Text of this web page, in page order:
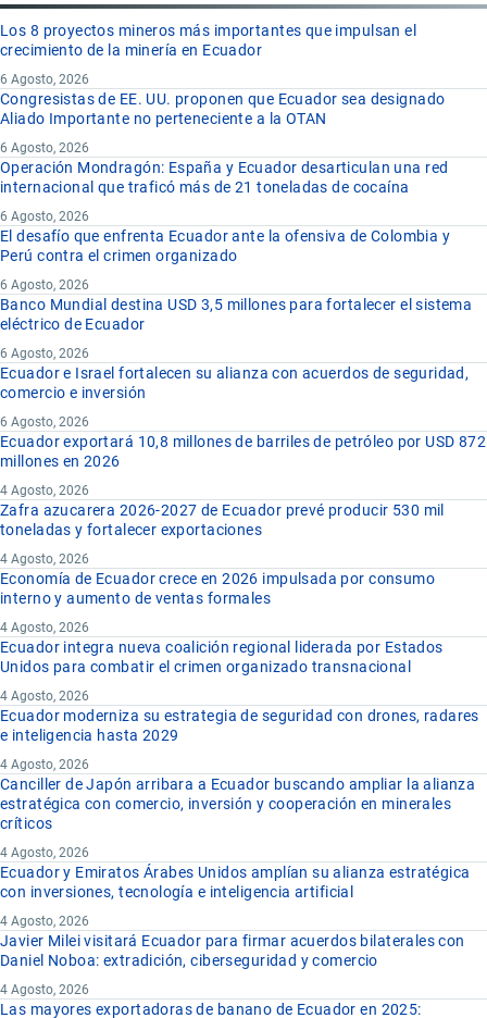
Los 8 proyectos mineros más importantes que impulsan el
crecimiento de la minería en Ecuador
6 Agosto, 2026
Congresistas de EE. UU. proponen que Ecuador sea designado
Aliado Importante no perteneciente a la OTAN
6 Agosto, 2026
Operación Mondragón: España y Ecuador desarticulan una red
internacional que traficó más de 21 toneladas de cocaína
6 Agosto, 2026
El desafío que enfrenta Ecuador ante la ofensiva de Colombia y
Perú contra el crimen organizado
6 Agosto, 2026
Banco Mundial destina USD 3,5 millones para fortalecer el sistema
eléctrico de Ecuador
6 Agosto, 2026
Ecuador e Israel fortalecen su alianza con acuerdos de seguridad,
comercio e inversión
6 Agosto, 2026
Ecuador exportará 10,8 millones de barriles de petróleo por USD 872
millones en 2026
4 Agosto, 2026
Zafra azucarera 2026-2027 de Ecuador prevé producir 530 mil
toneladas y fortalecer exportaciones
4 Agosto, 2026
Economía de Ecuador crece en 2026 impulsada por consumo
interno y aumento de ventas formales
4 Agosto, 2026
Ecuador integra nueva coalición regional liderada por Estados
Unidos para combatir el crimen organizado transnacional
4 Agosto, 2026
Ecuador moderniza su estrategia de seguridad con drones, radares
e inteligencia hasta 2029
4 Agosto, 2026
Canciller de Japón arribara a Ecuador buscando ampliar la alianza
estratégica con comercio, inversión y cooperación en minerales
críticos
4 Agosto, 2026
Ecuador y Emiratos Árabes Unidos amplían su alianza estratégica
con inversiones, tecnología e inteligencia artificial
4 Agosto, 2026
Javier Milei visitará Ecuador para firmar acuerdos bilaterales con
Daniel Noboa: extradición, ciberseguridad y comercio
4 Agosto, 2026
Las mayores exportadoras de banano de Ecuador en 2025: